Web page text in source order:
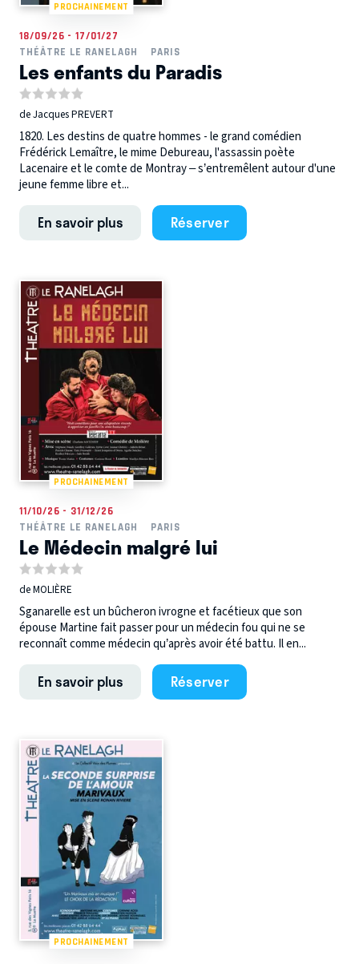
PROCHAINEMENT
18/09/26 - 17/01/27
THÉÂTRE LE RANELAGH
PARIS
Les enfants du Paradis
de Jacques PREVERT
1820. Les destins de quatre hommes - le grand comédien
Frédérick Lemaître, le mime Debureau, l'assassin poète
Lacenaire et le comte de Montray – s’entremêlent autour d'une
jeune femme libre et...
En savoir plus Réserver
PROCHAINEMENT
11/10/26 - 31/12/26
THÉÂTRE LE RANELAGH
PARIS
Le Médecin malgré lui
de MOLIÈRE
Sganarelle est un bûcheron ivrogne et facétieux que son
épouse Martine fait passer pour un médecin fou qui ne se
reconnaît comme médecin qu’après avoir été battu. Il en...
En savoir plus Réserver
PROCHAINEMENT